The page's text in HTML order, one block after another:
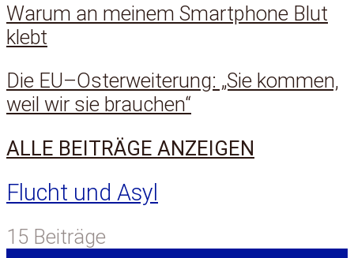
Warum an meinem Smartphone Blut
klebt
Die EU–Osterweiterung: „Sie kommen,
weil wir sie brauchen“
ALLE BEITRÄGE ANZEIGEN
Flucht und Asyl
15 Beiträge